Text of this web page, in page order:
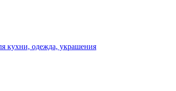
кухни, одежда, украшения